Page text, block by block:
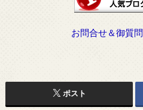
お問合せ＆御質
ポスト